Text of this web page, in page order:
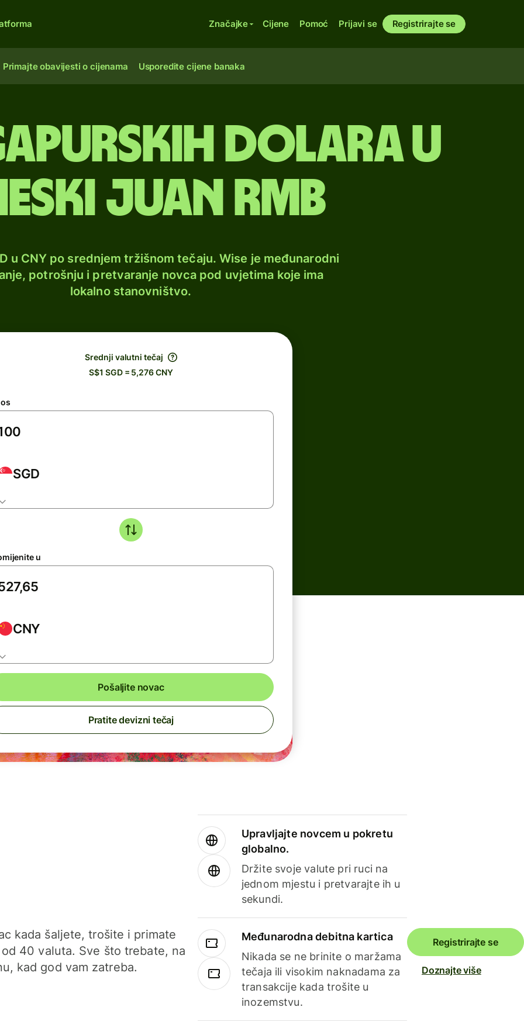
Značajke Cijene Pomoć Prijavi se Registrirajte se
Primajte obavijesti o cijenama Usporedite cijene banaka
dolara u
juan rmb
u CNY po srednjem tržišnom tečaju. Wise je međunarodni
potrošnju i pretvaranje novca pod uvjetima koje ima
lokalno stanovništvo.
Srednji valutni tečaj
S$1 SGD = 5,276 CNY
SGD
u
CNY
Pošaljite novac
Pratite devizni tečaj
kada šaljete, trošite i primate
40 valuta. Sve što trebate, na
kad god vam zatreba.
Upravljajte novcem u pokretu
globalno.
Držite svoje valute pri ruci na
jednom mjestu i pretvarajte ih u
sekundi.
Međunarodna debitna kartica
Nikada se ne brinite o maržama
tečaja ili visokim naknadama za
transakcije kada trošite u
inozemstvu.
Registrirajte se
Doznajte više